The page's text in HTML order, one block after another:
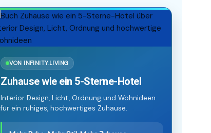
VON INFINITY.LIVING
Zuhause wie ein 5-Sterne-Hotel
Interior Design, Licht, Ordnung und Wohnideen
für ein ruhiges, hochwertiges Zuhause.